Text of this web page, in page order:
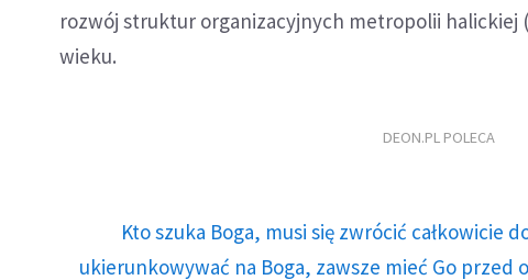
rozwój struktur organizacyjnych metropolii halickiej
wieku.
DEON.PL POLECA
Kto szuka Boga, musi się zwrócić całkowicie
ukierunkowywać na Boga, zawsze mieć Go przed